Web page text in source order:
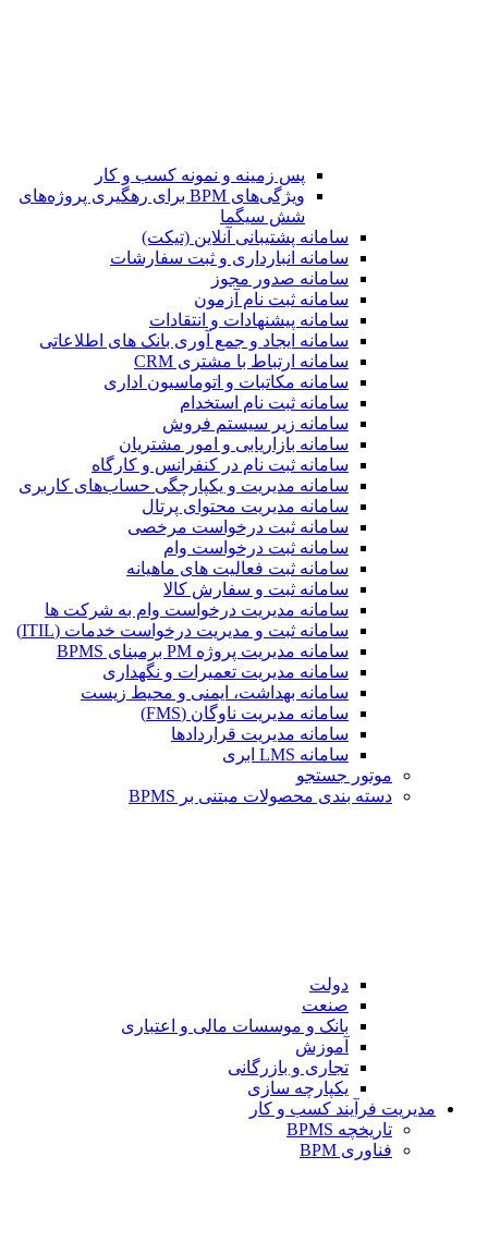
پس زمینه و نمونه کسب و کار
ویژگی‌های BPM برای رهگیری پروژه‌های
شش سیگما
سامانه پشتیبانی آنلاین (تیکت)
سامانه انبارداری و ثبت سفارشات
سامانه صدور مجوز
سامانه ثبت نام آزمون
سامانه پیشنهادات و انتقادات
سامانه ایجاد و جمع آوری بانک‌ های اطلاعاتی
سامانه ارتباط با مشتری CRM
سامانه مکاتبات و اتوماسیون اداری
سامانه ثبت نام استخدام
سامانه زیر سیستم فروش
سامانه بازاریابی و امور مشتریان
سامانه ثبت نام در کنفرانس و کارگاه
سامانه مدیریت و یکپارچگی حساب‌های کاربری
سامانه مدیریت محتوای پرتال
سامانه ثبت درخواست مرخصی
سامانه ثبت درخواست وام
سامانه ثبت فعالیت های ماهیانه
سامانه ثبت و سفارش کالا
سامانه مدیریت درخواست وام به شرکت ها
سامانه ثبت و مدیریت درخواست خدمات (ITIL)
سامانه مدیریت پروژه PM برمبنای BPMS
سامانه مدیریت تعمیرات و نگهداری
سامانه بهداشت، ایمنی و محیط زیست
سامانه مدیریت ناوگان (FMS)
سامانه مدیریت قراردادها
سامانه LMS ابری
موتور جستجو
دسته بندی محصولات مبتنی بر BPMS
دولت
صنعت
بانک و موسسات مالی و اعتباری
آموزش
تجاری و بازرگانی
یکپارچه سازی
مدیریت فرآیند کسب و کار
تاریخچه BPMS
فناوری BPM